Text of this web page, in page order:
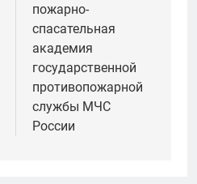
пожарно-
спасательная
академия
государственной
противопожарной
службы МЧС
России